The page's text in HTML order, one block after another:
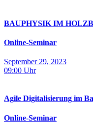
BAUPHYSIK IM
Online-Seminar
September 29, 2023
09:00 Uhr
Agile Digitalisierung im
Online-Seminar